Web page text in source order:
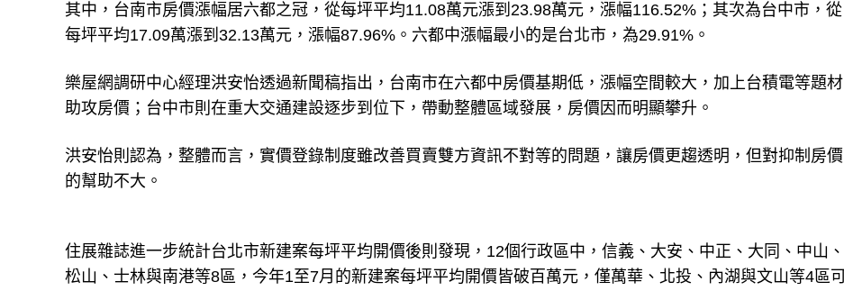
其中，台南市房價漲幅居六都之冠，從每坪平均11.08萬元漲到23.98萬元，漲幅116.52%；其次為台中市，從
每坪平均17.09萬漲到32.13萬元，漲幅87.96%。六都中漲幅最小的是台北市，為29.91%。
樂屋網調研中心經理洪安怡透過新聞稿指出，台南市在六都中房價基期低，漲幅空間較大，加上台積電等題材
助攻房價；台中市則在重大交通建設逐步到位下，帶動整體區域發展，房價因而明顯攀升。
洪安怡則認為，整體而言，實價登錄制度雖改善買賣雙方資訊不對等的問題，讓房價更趨透明，但對抑制房價
的幫助不大。
住展雜誌進一步統計台北市新建案每坪平均開價後則發現，12個行政區中，信義、大安、中正、大同、中山、
松山、士林與南港等8區，今年1至7月的新建案每坪平均開價皆破百萬元，僅萬華、北投、內湖與文山等4區可